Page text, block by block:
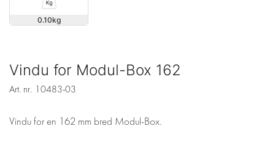
0.10
Vindu for Modul-Box 162
Art. nr. 10483-03
Vindu for en 162 mm bred Modul-Box.